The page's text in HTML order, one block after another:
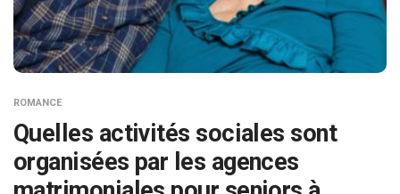
ROMANCE
Quelles activités sociales sont
organisées par les agences